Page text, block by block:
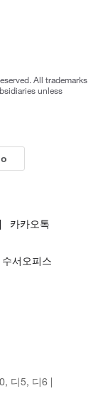
All trademarks
unless
카카오톡
서오피스
디5, 디6 |